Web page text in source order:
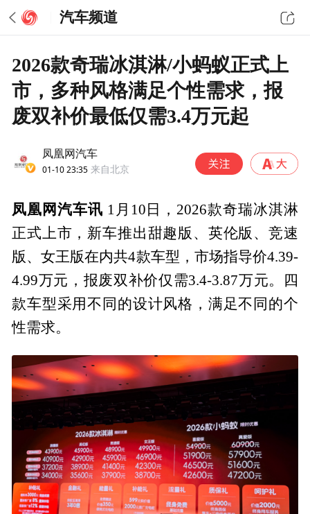
汽车频道
2026款奇瑞冰淇淋/小蚂蚁正式上
市，多种风格满足个性需求，报
废双补价最低仅需3.4万元起
凤凰网汽车
01-10 23:35 来自北京
凤凰网汽车讯 1月10日，2026款奇瑞冰淇淋
正式上市，新车推出甜趣版、英伦版、竞速
版、女王版在内共4款车型，市场指导价4.39-
4.99万元，报废双补价仅需3.4-3.87万元。四
款车型采用不同的设计风格，满足不同的个
性需求。